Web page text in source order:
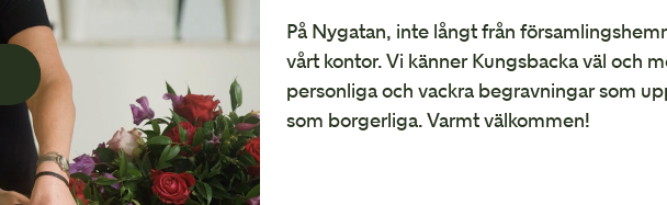
På Nygatan, inte långt från
vårt kontor. Vi känner Kungsbacka väl och
personliga och vackra begravningar som
som borgerliga. Varmt välkommen!